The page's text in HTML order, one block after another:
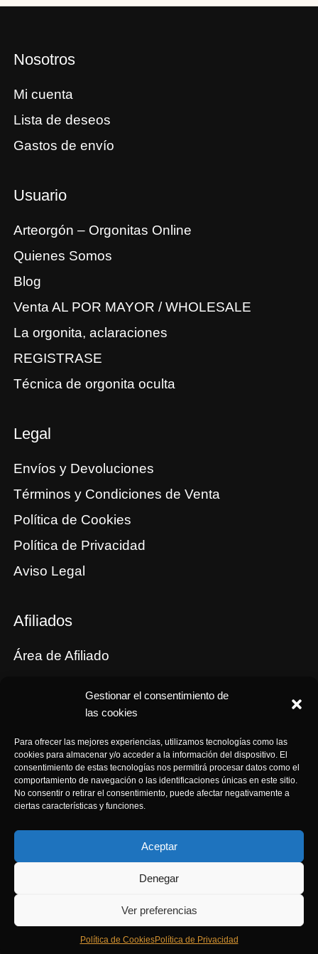
Gestionar el consentimiento de
las cookies
Para ofrecer las mejores experiencias, utilizamos tecnologías como las
cookies para almacenar y/o acceder a la información del dispositivo. El
consentimiento de estas tecnologías nos permitirá procesar datos como el
comportamiento de navegación o las identificaciones únicas en este sitio.
No consentir o retirar el consentimiento, puede afectar negativamente a
ciertas características y funciones.
Aceptar
Denegar
Ver preferencias
Política de CookiesPolítica de Privacidad
Nosotros
Mi cuenta
Lista de deseos
Gastos de envío
Usuario
Arteorgón – Orgonitas Online
Quienes Somos
Blog
Venta AL POR MAYOR / WHOLESALE
La orgonita, aclaraciones
REGISTRASE
Técnica de orgonita oculta
Legal
Envíos y Devoluciones
Términos y Condiciones de Venta
Política de Cookies
Política de Privacidad
Aviso Legal
Afiliados
Área de Afiliado
© 2023ArteOrgón. All rights reserved